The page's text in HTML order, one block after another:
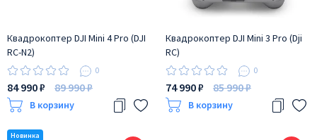
Квадрокоптер DJI Mini 4 Pro (DJI
RC-N2)
0
84 990 ₽ 89 990 ₽
В корзину
Квадрокоптер DJI Mini 3 Pro (Dji
RC)
0
74 990 ₽ 85 990 ₽
В корзину